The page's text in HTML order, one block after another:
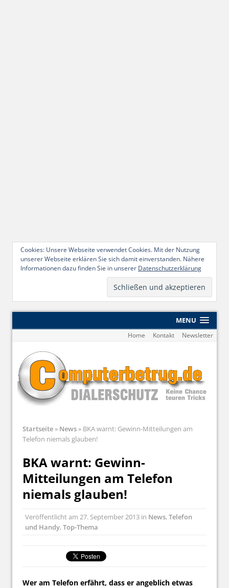
Cookies: Unsere Webseite verwendet Cookies. Mit der Nutzung
unserer Webseite erklären Sie sich damit einverstanden. Nähere
Informationen dazu finden Sie in unserer Datenschutzerklärung
MENU
Home Kontakt Newsletter
Startseite» News» BKA warnt: Gewinn-Mitteilungen am
Telefon niemals glauben!
BKA warnt: Gewinn-
Mitteilungen am Telefon
niemals glauben!
Veröffentlicht am 27. September 2013 in News,Telefon
und Handy,Top-Thema
Wer am Telefon erfährt, dass er angeblich etwas